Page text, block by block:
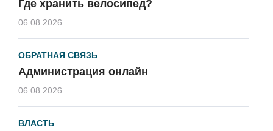
Где хранить велосипед?
06.08.2026
ОБРАТНАЯ СВЯЗЬ
Администрация онлайн
06.08.2026
ВЛАСТЬ